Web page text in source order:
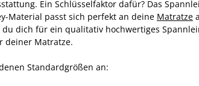
Ein Schlüsselfaktor dafür? Das
Material passt sich perfekt an deine Matratze
dich für ein qualitativ hochwertiges
deiner Matratze.
Standardgrößen an: